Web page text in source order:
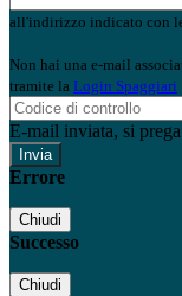
all'indirizzo indicato con
Non hai una e-mail
tramite la Login Spaggiari
E-mail inviata, si
Errore
Chiudi
Successo
Chiudi